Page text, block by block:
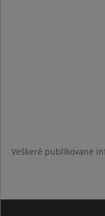
Veškeré publikované